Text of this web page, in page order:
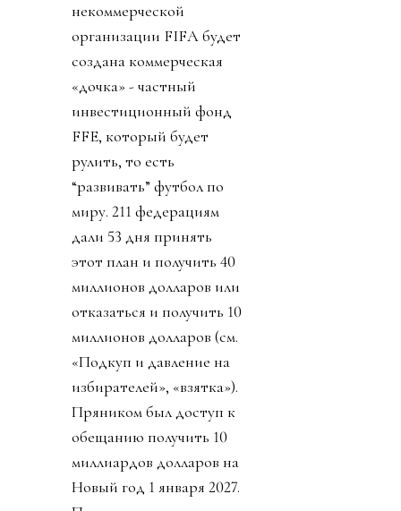
некоммерческой
организации FIFA будет
создана коммерческая
«дочка» - частный
инвестиционный фонд
FFE, который будет
рулить, то есть
“развивать” футбол по
миру. 211 федерациям
дали 53 дня принять
этот план и получить 40
миллионов долларов или
отказаться и получить 10
миллионов долларов (см.
«Подкуп и давление на
избирателей», «взятка»).
Пряником был доступ к
обещанию получить 10
миллиардов долларов на
Новый год 1 января 2027.